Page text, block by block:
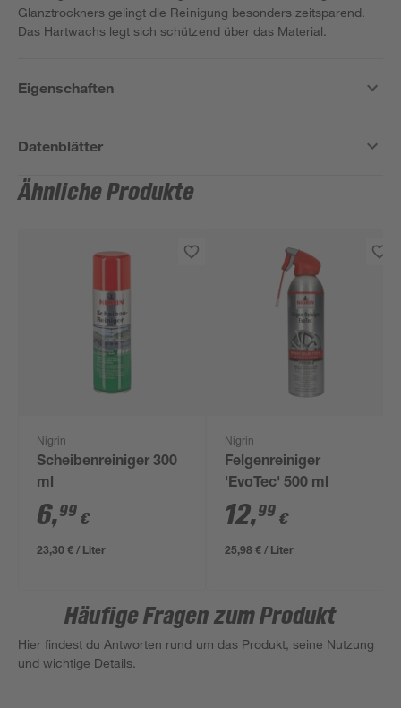
Glanztrockners gelingt die Reinigung besonders zeitsparend.
Das Hartwachs legt sich schützend über das Material.
Eigenschaften
Datenblätter
Ähnliche Produkte
Nigrin
Scheibenreiniger 300
ml
6,99 €
23,30 € / Liter
Nigrin
Felgenreiniger
'EvoTec' 500 ml
12,99 €
25,98 € / Liter
Häufige Fragen zum Produkt
Hier findest du Antworten rund um das Produkt, seine Nutzung
und wichtige Details.